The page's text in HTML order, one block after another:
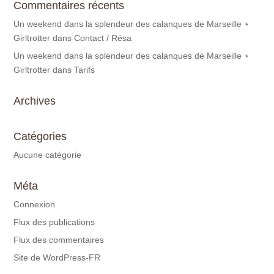
Commentaires récents
Un weekend dans la splendeur des calanques de Marseille ⋆
Girltrotter dansContact / Résa
Un weekend dans la splendeur des calanques de Marseille ⋆
Girltrotter dansTarifs
Archives
Catégories
Aucune catégorie
Méta
Connexion
Flux des publications
Flux des commentaires
Site de WordPress-FR